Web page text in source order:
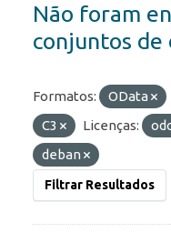
Não foram
conjuntos de
Formatos: OData
C3
Licenças:
deban
Filtrar Resultados